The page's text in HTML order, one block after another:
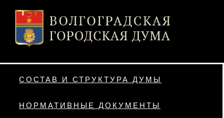
СОСТАВ И СТРУКТУРА ДУМЫ
НОРМАТИВНЫЕ ДОКУМЕНТЫ